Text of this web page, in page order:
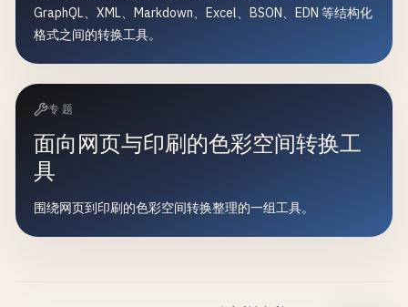
GraphQL、XML、Markdown、Excel、BSON、EDN 等结构化
格式之间的转换工具。
专题
面向网页与印刷的色彩空间转换工
具
围绕网页到印刷的色彩空间转换整理的一组工具。